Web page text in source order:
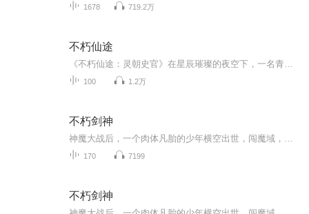
1678 719.2万
不朽仙途
100 1.2万
不朽剑神
170 7199
不朽剑神